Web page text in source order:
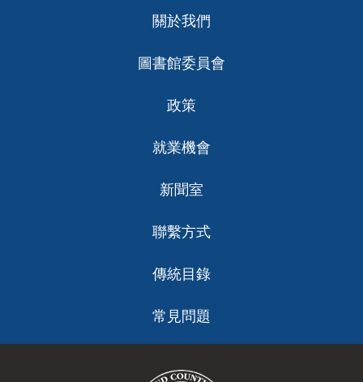
關於我們
圖書館委員會
政策
就業機會
新聞室
聯繫方式
傳統目錄
常見問題